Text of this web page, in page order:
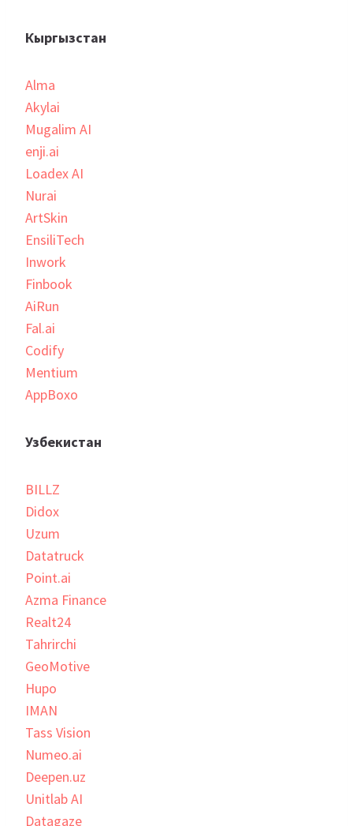
Кыргызстан
Alma
Akylai
Mugalim AI
enji.ai
Loadex AI
Nurai
ArtSkin
EnsiliTech
Inwork
Finbook
AiRun
Fal.ai
Codify
Mentium
AppBoxo
Узбекистан
BILLZ
Didox
Uzum
Datatruck
Point.ai
Azma Finance
Realt24
Tahrirchi
GeoMotive
Hupo
IMAN
Tass Vision
Numeo.ai
Deepen.uz
Unitlab AI
Datagaze